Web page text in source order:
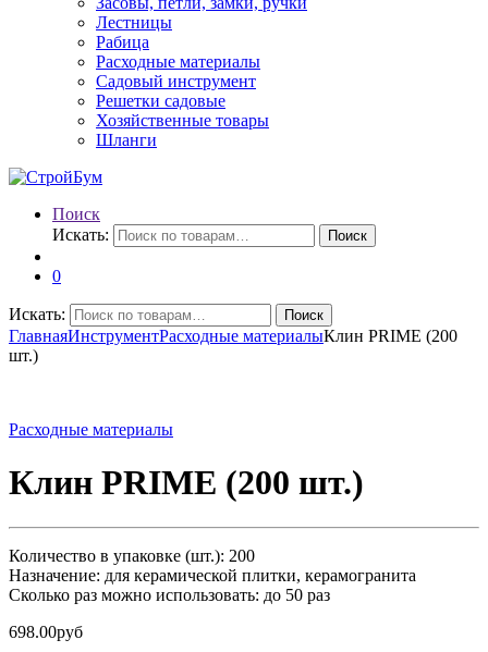
Лестницы
Рабица
Расходные материалы
Садовый инструмент
Решетки садовые
Хозяйственные товары
Шланги
Поиск
Искать:
Поиск
0
Искать: Поиск
ГлавнаяИнструментРасходные материалыКлин PRIME (200
шт.)
Расходные материалы
Клин PRIME (200 шт.)
Количество в упаковке (шт.): 200
Назначение: для керамической плитки, керамогранита
Сколько раз можно использовать: до 50 раз
698.00руб